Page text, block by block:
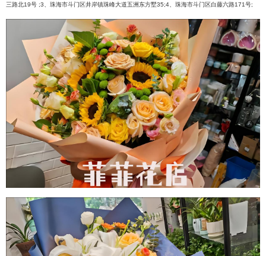
三路北19号 ;3、珠海市斗门区井岸镇珠峰大道五洲东方墅35;4、珠海市斗门区白藤六路171号;